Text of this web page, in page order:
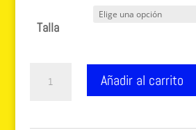
Talla
Añadir al carrito